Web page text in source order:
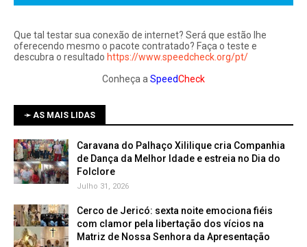
Que tal testar sua conexão de internet? Será que estão lhe
oferecendo mesmo o pacote contratado? Faça o teste e
descubra o resultado https://www.speedcheck.org/pt/
Conheça a SpeedCheck
➛ AS MAIS LIDAS
Caravana do Palhaço Xililique cria Companhia
de Dança da Melhor Idade e estreia no Dia do
Folclore
Julho 31, 2026
Cerco de Jericó: sexta noite emociona fiéis
com clamor pela libertação dos vícios na
Matriz de Nossa Senhora da Apresentação